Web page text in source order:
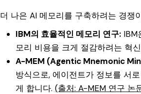
더 나은 AI 메모리를 구축하려는 경쟁
IBM의 효율적인 메모리 연구: IBM
모리 비용을 크게 절감하려는 혁
A-MEM (Agentic Mnemonic
방식으로, 에이전트가 정보를 서
게 합니다. (출처: A-MEM 연구 논